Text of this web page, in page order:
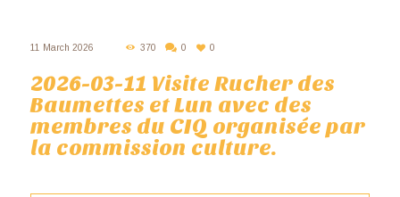
11 March 2026 370 0 0
2026-03-11 Visite Rucher des
Baumettes et Lun avec des
membres du CIQ organisée par
la commission culture.